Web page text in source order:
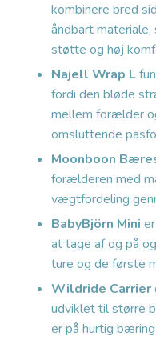
kombinere bred
åndbart
støtte og høj
Najell Wrap L
fordi den bløde
mellem forælder
omsluttende
Moonboon
forælderen med
vægtfordeling
BabyBjörn Mini
at tage af og på
ture og de første
Wildride Carrier
udviklet til større
er på hurtig